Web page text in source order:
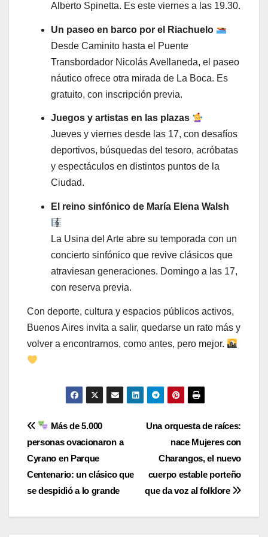
Alberto Spinetta. Es este viernes a las 19.30.
Un paseo en barco por el Riachuelo
Desde Caminito hasta el Puente
Transbordador Nicolás Avellaneda, el paseo
náutico ofrece otra mirada de La Boca. Es
gratuito, con inscripción previa.
Juegos y artistas en las plazas
Jueves y viernes desde las 17, con desafíos
deportivos, búsquedas del tesoro, acróbatas
y espectáculos en distintos puntos de la
Ciudad.
El reino sinfónico de María Elena Walsh
La Usina del Arte abre su temporada con un
concierto sinfónico que revive clásicos que
atraviesan generaciones. Domingo a las 17,
con reserva previa.
Con deporte, cultura y espacios públicos activos,
Buenos Aires invita a salir, quedarse un rato más y
volver a encontrarnos, como antes, pero mejor.
Navegación
de
entradas
Una orquesta de raíces:
nace Mujeres con
Charangos, el nuevo
cuerpo estable porteño
que da voz al folklore
Más de 5.000
personas ovacionaron a
Cyrano en Parque
Centenario: un clásico que
se despidió a lo grande